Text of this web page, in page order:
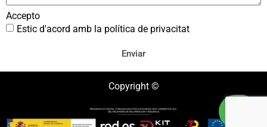
Accepto
Estic d'acord amb la política de privacitat
Enviar
Copyright ©